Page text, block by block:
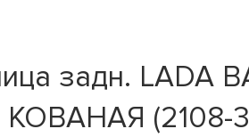
задн. LADA
(2108-